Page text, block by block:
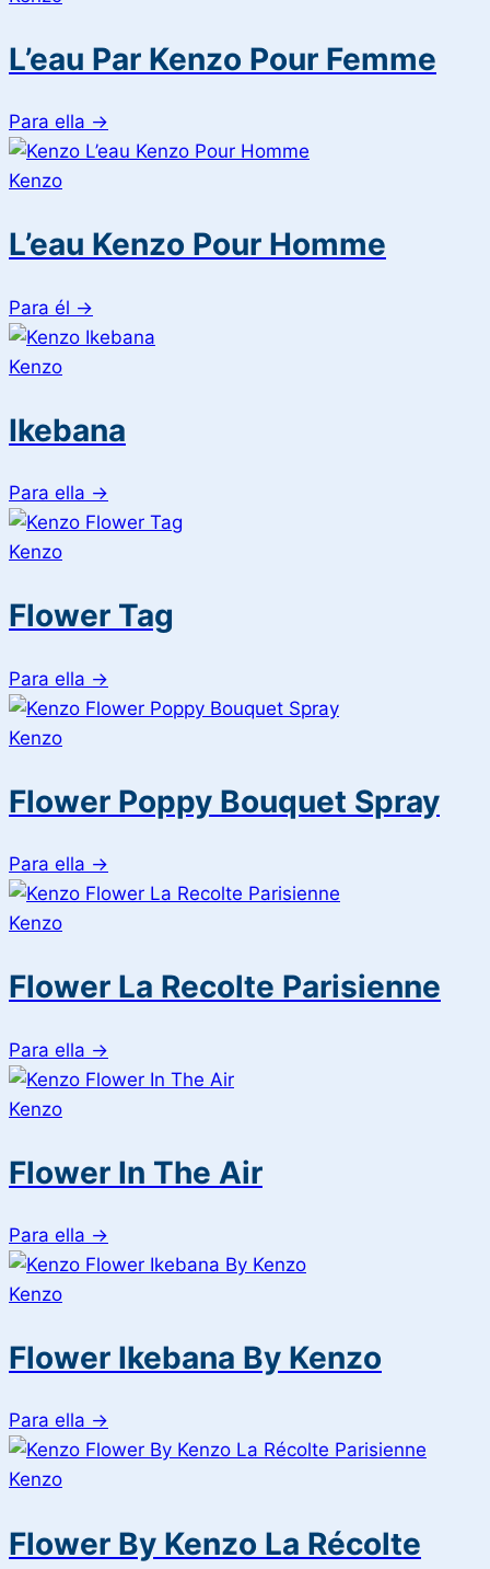
L’eau Par Kenzo Pour Femme
Para ella →
Kenzo
L’eau Kenzo Pour Homme
Para él →
Kenzo
Ikebana
Para ella →
Kenzo
Flower Tag
Para ella →
Kenzo
Flower Poppy Bouquet Spray
Para ella →
Kenzo
Flower La Recolte Parisienne
Para ella →
Kenzo
Flower In The Air
Para ella →
Kenzo
Flower Ikebana By Kenzo
Para ella →
Kenzo
Flower By Kenzo La Récolte